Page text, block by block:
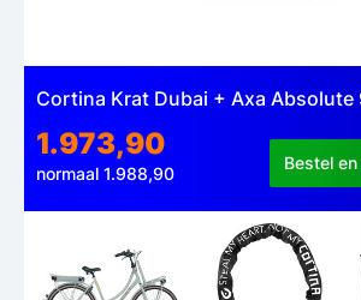
Cortina Krat Dubai + Axa Absolute
1.973,90
normaal 1.988,90
Bestel